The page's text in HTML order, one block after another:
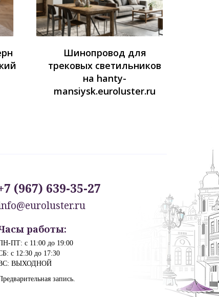
Шинопровод для
трековых светильников
на hanty-
mansiysk.euroluster.ru
(967) 639-35-27
работы:
ПТ: с 11:00 до 19:00
с 12:30 до 17:30
ВЫХОДНОЙ
запись.